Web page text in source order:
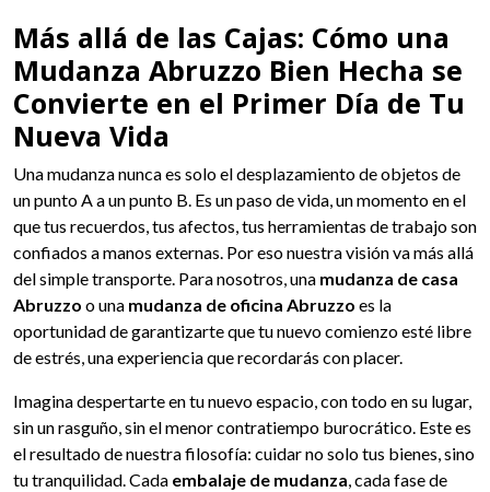
Más allá de las Cajas: Cómo una
Mudanza Abruzzo Bien Hecha se
Convierte en el Primer Día de Tu
Nueva Vida
Una mudanza nunca es solo el desplazamiento de objetos de
un punto A a un punto B. Es un paso de vida, un momento en el
que tus recuerdos, tus afectos, tus herramientas de trabajo son
confiados a manos externas. Por eso nuestra visión va más allá
del simple transporte. Para nosotros, una mudanza de casa
Abruzzo o una mudanza de oficina Abruzzo es la
oportunidad de garantizarte que tu nuevo comienzo esté libre
de estrés, una experiencia que recordarás con placer.
Imagina despertarte en tu nuevo espacio, con todo en su lugar,
sin un rasguño, sin el menor contratiempo burocrático. Este es
el resultado de nuestra filosofía: cuidar no solo tus bienes, sino
tu tranquilidad. Cada embalaje de mudanza, cada fase de